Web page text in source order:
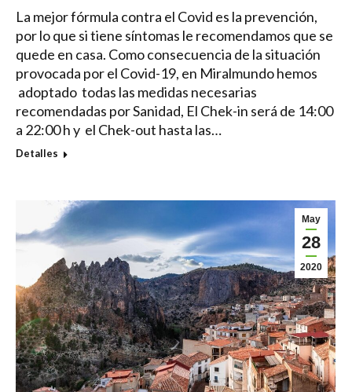
La mejor fórmula contra el Covid es la prevención,
por lo que si tiene síntomas le recomendamos que se
quede en casa. Como consecuencia de la situación
provocada por el Covid-19, en Miralmundo hemos
adoptado todas las medidas necesarias
recomendadas por Sanidad, El Chek-in será de 14:00
a 22:00 h y el Chek-out hasta las…
Detalles
May
28
2020